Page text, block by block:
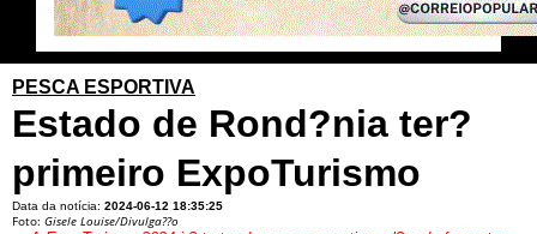
PESCA ESPORTIVA
Estado de Rond?nia ter?
primeiro ExpoTurismo
Data da notícia: 2024-06-12 18:35:25
Foto: Gisele Louise/Divulga??o